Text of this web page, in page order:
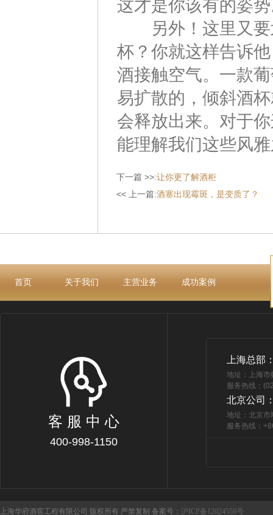
这才是你该有的姿
另外！这里又要
杯？你就这样告诉
酒接触空气。一款
易扩散的，倾斜酒
会释放出来。对于
能理解我们这些风
下一篇 >>:让你更了解酒柜
<< 上一篇:酒塞出现霉斑，是变质了？
首页 关于我们 主营业务 成功案例
客 服 中 心
400-998-1150
上海总部
地址：上海
服务热线：
北京公司
地址：北京市
服务热线：
上海华府酒窖工程有限公司 版权所有 严禁复制 备案号： 沪ICP备12024558号